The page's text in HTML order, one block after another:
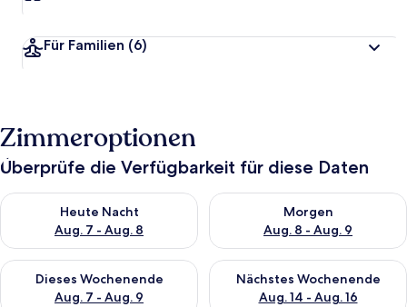
Für Familien (6)
Zimmeroptionen
Überprüfe die Verfügbarkeit für diese Daten
Heute Nacht
Aug. 7 - Aug. 8
Überprüfe die Verfügbarkeit für heute Nacht, Aug. 7 - Aug. 8.
Morgen
Aug. 8 - Aug. 9
Überprüfe die Verfügbarkeit
Dieses Wochenende
Aug. 7 - Aug. 9
Überprüfe die Verfügbarkeit für dieses Wochenende, Aug. 7
Nächstes Wochenende
Aug. 14 - Aug. 16
Überprüfe die Verfügbarkeit